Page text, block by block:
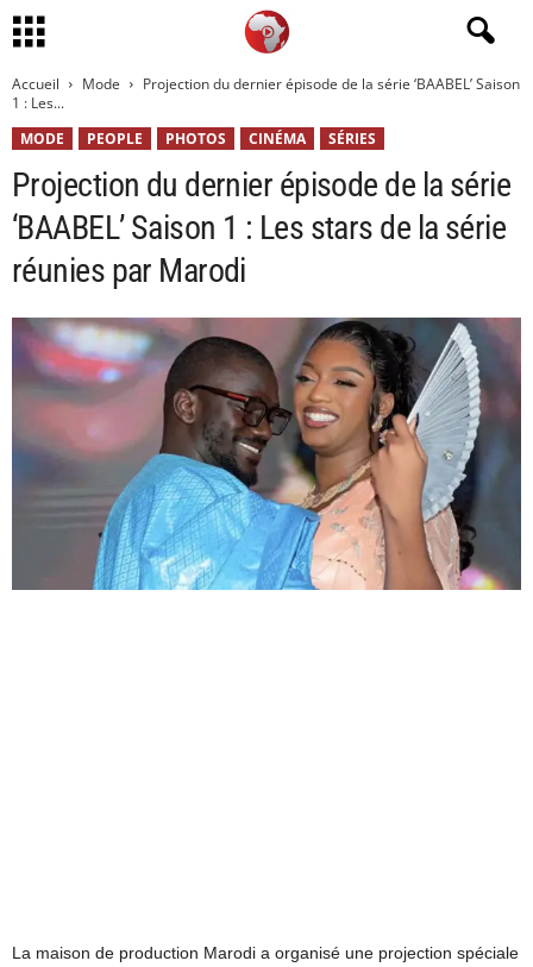
Accueil Mode
Projection du dernier épisode de la série ‘BAABEL’ Saison
1 : Les...
MODE
PEOPLE PHOTOS CINÉMA SÉRIES
Projection du dernier épisode de la série
‘BAABEL’ Saison 1 : Les stars de la série
réunies par Marodi
La maison de production Marodi a organisé une projection spéciale